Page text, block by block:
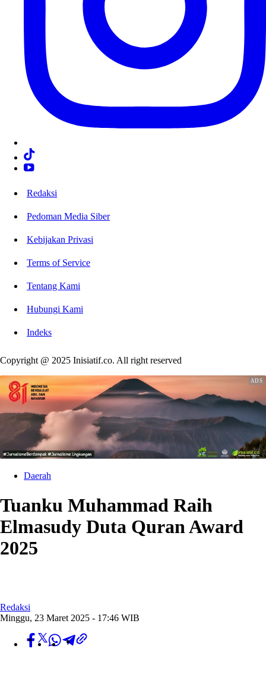
Redaksi
Pedoman Media Siber
Kebijakan Privasi
Terms of Service
Tentang Kami
Hubungi Kami
Indeks
Copyright @ 2025 Inisiatif.co. All right reserved
Daerah
Tuanku Muhammad Raih
Elmasudy Duta Quran Award
2025
Redaksi
Minggu, 23 Maret 2025 - 17:46 WIB